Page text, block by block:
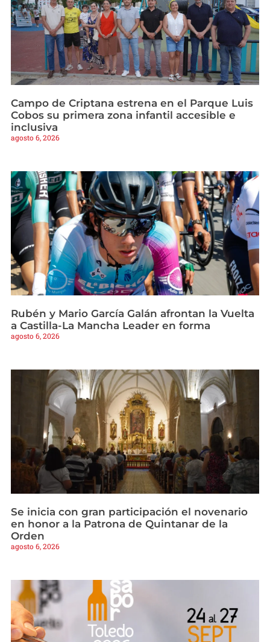
Campo de Criptana estrena en el Parque Luis
Cobos su primera zona infantil accesible e
inclusiva
agosto 6, 2026
Rubén y Mario García Galán afrontan la Vuelta
a Castilla-La Mancha Leader en forma
agosto 6, 2026
Se inicia con gran participación el novenario
en honor a la Patrona de Quintanar de la
Orden
agosto 6, 2026